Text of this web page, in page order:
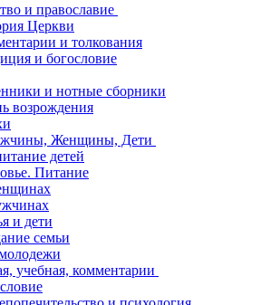
и православие
Церкви
и толкования
и богословие
и нотные сборники
возрождения
Женщины, Дети
детей
Питание
и дети
семьи
учебная, комментарии